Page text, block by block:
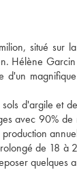
situé sur
Hélène
d'argile et
avec 90%
de 18
quelques